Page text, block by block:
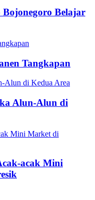
Belajar
Tangkapan
Alun-Alun di
acak Mini